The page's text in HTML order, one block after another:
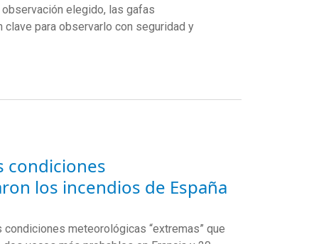
elegido, las gafas
para observarlo con seguridad y
condiciones
los incendios de España
meteorológicas “extremas” que